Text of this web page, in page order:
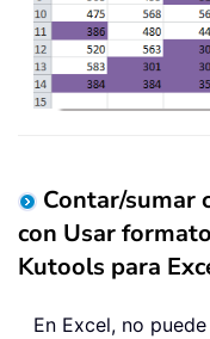
Contar/sumar
con Usar
Kutools para
En Excel, no